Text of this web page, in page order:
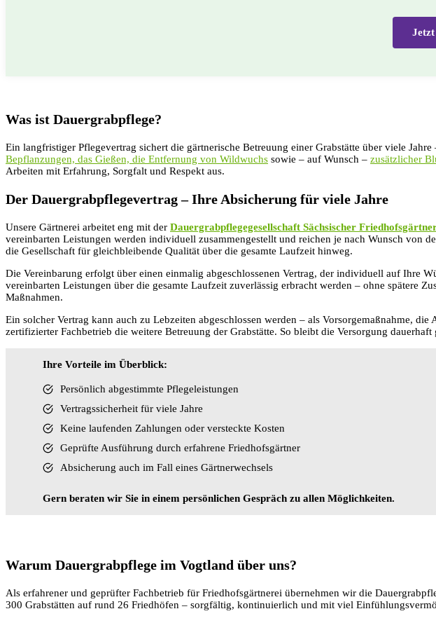
Was ist Dauergrabpflege?
Ein langfristiger Pflegevertrag sichert die gärtnerische Betreuung einer Grabstätte über viele
Bepflanzungen, das Gießen, die Entfernung von Wildwuchs sowie – auf Wunsch – zusätzlicher
Arbeiten mit Erfahrung, Sorgfalt und Respekt aus.
Der Dauergrabpflegevertrag – Ihre Absicherung für viele Jahre
Unsere Gärtnerei arbeitet eng mit der Dauergrabpflegegesellschaft Sächsischer
vereinbarten Leistungen werden individuell zusammengestellt und reichen je nach Wunsch von
die Gesellschaft für gleichbleibende Qualität über die gesamte Laufzeit hinweg.
Die Vereinbarung erfolgt über einen einmalig abgeschlossenen Vertrag, der individuell auf Ihre
vereinbarten Leistungen über die gesamte Laufzeit zuverlässig erbracht werden – ohne spätere
Maßnahmen.
Ein solcher Vertrag kann auch zu Lebzeiten abgeschlossen werden – als Vorsorgemaßnahme,
zertifizierter Fachbetrieb die weitere Betreuung der Grabstätte. So bleibt die Versorgung dauerhaft
Ihre Vorteile im Überblick:
Persönlich abgestimmte Pflegeleistungen
Vertragssicherheit für viele Jahre
Keine laufenden Zahlungen oder versteckte Kosten
Geprüfte Ausführung durch erfahrene Friedhofsgärtner
Absicherung auch im Fall eines Gärtnerwechsels
Gern beraten wir Sie in einem persönlichen Gespräch zu allen Möglichkeiten.
Warum Dauergrabpflege im Vogtland über uns?
Als erfahrener und geprüfter Fachbetrieb für Friedhofsgärtnerei übernehmen wir die
300 Grabstätten auf rund 26 Friedhöfen – sorgfältig, kontinuierlich und mit viel